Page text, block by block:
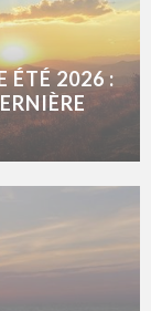
ÉTÉ 2026 :